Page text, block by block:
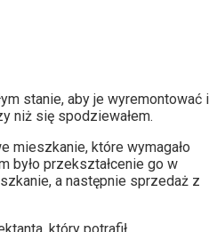
stanie, aby je wyremontować i
niż się spodziewałem.
mieszkanie, które wymagało
było przekształcenie go w
a następnie sprzedaż z